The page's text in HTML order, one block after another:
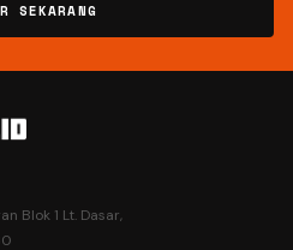
SEKARANG
Blok 1 Lt. Dasar,